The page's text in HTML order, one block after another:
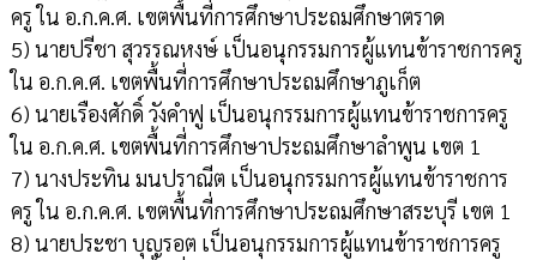
ครู ใน อ.ก.ค.ศ. เขตพื้นที่การศึกษาประถมศึกษาตราด
5) นายปรีชา สุวรรณหงษ์ เป็นอนุกรรมการผู้แทนข้าราชการครู
ใน อ.ก.ค.ศ. เขตพื้นที่การศึกษาประถมศึกษาภูเก็ต
6) นายเรืองศักดิ์ วังคำฟู เป็นอนุกรรมการผู้แทนข้าราชการครู
ใน อ.ก.ค.ศ. เขตพื้นที่การศึกษาประถมศึกษาลำพูน เขต 1
7) นางประทิน มนปราณีต เป็นอนุกรรมการผู้แทนข้าราชการ
ครู ใน อ.ก.ค.ศ. เขตพื้นที่การศึกษาประถมศึกษาสระบุรี เขต 1
8) นายประชา บุญรอต เป็นอนุกรรมการผู้แทนข้าราชการครู